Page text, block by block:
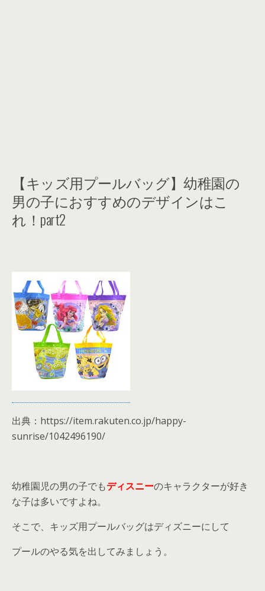
【キッズ用プールバッグ】幼稚園の
男の子におすすめのデザインはこ
れ！part2
出典：https://item.rakuten.co.jp/happy-
sunrise/1042496190/
幼稚園児の男の子でもディスニーのキャラクターが好き
な子は多いですよね。
そこで、キッズ用プールバッグはディズニーにして
プールのやる気を出してみましょう。